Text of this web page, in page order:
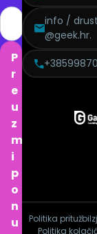
P
r
e
u
z
m
i
p
o
n
u
info /
@geek.hr.
Politika pritužbi
Politika